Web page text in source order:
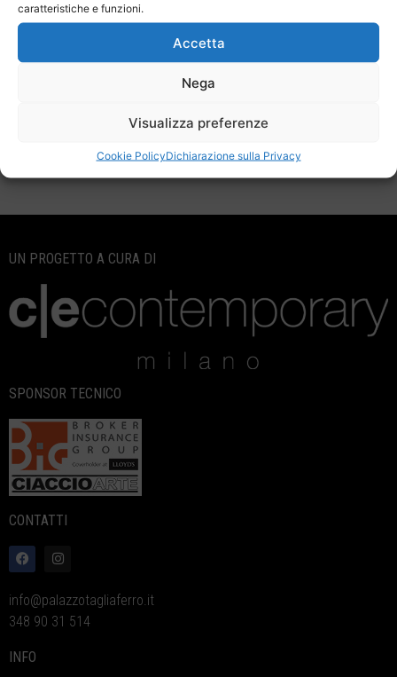
caratteristiche e funzioni.
Accetta
Nega
Visualizza preferenze
Cookie PolicyDichiarazione sulla Privacy
Ingresso gratuito esclusivamente su prenotazione!
348 90 31 514
UN PROGETTO A CURA DI
SPONSOR TECNICO
CONTATTI
info@palazzotagliaferro.it
348 90 31 514
INFO